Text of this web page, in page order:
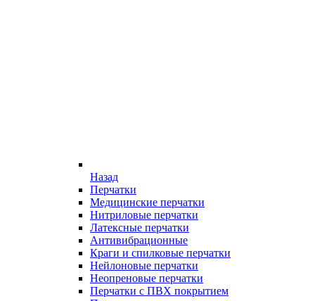
Назад
Перчатки
Медицинские перчатки
Нитриловые перчатки
Латексные перчатки
Антивибрационные
Краги и спилковые перчатки
Нейлоновые перчатки
Неопреновые перчатки
Перчатки с ПВХ покрытием